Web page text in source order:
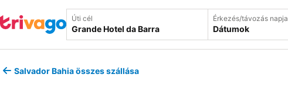
Úti cél Érkezés/távozás napja
Dátumok
Salvador Bahia összes szállása